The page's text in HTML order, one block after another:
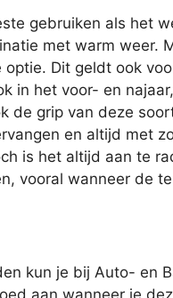
gebruiken als het
met warm weer.
Dit geldt ook
in het voor- en
de grip van deze
en altijd met
is het altijd aan te
vooral wanneer de
kun je bij Auto- en
aan wanneer je